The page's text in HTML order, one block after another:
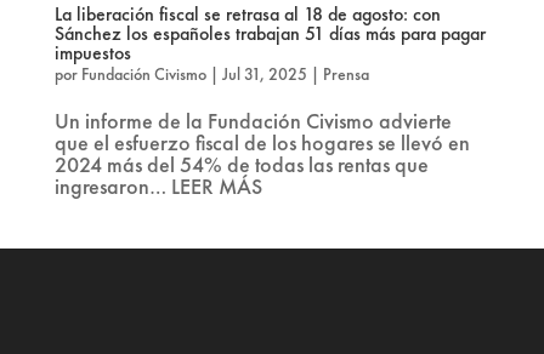
La liberación fiscal se retrasa al 18 de agosto: con
Sánchez los españoles trabajan 51 días más para pagar
impuestos
por Fundación Civismo| Jul 31, 2025 | Prensa
Un informe de la Fundación Civismo advierte
que el esfuerzo fiscal de los hogares se llevó en
2024 más del 54% de todas las rentas que
ingresaron… LEER MÁS